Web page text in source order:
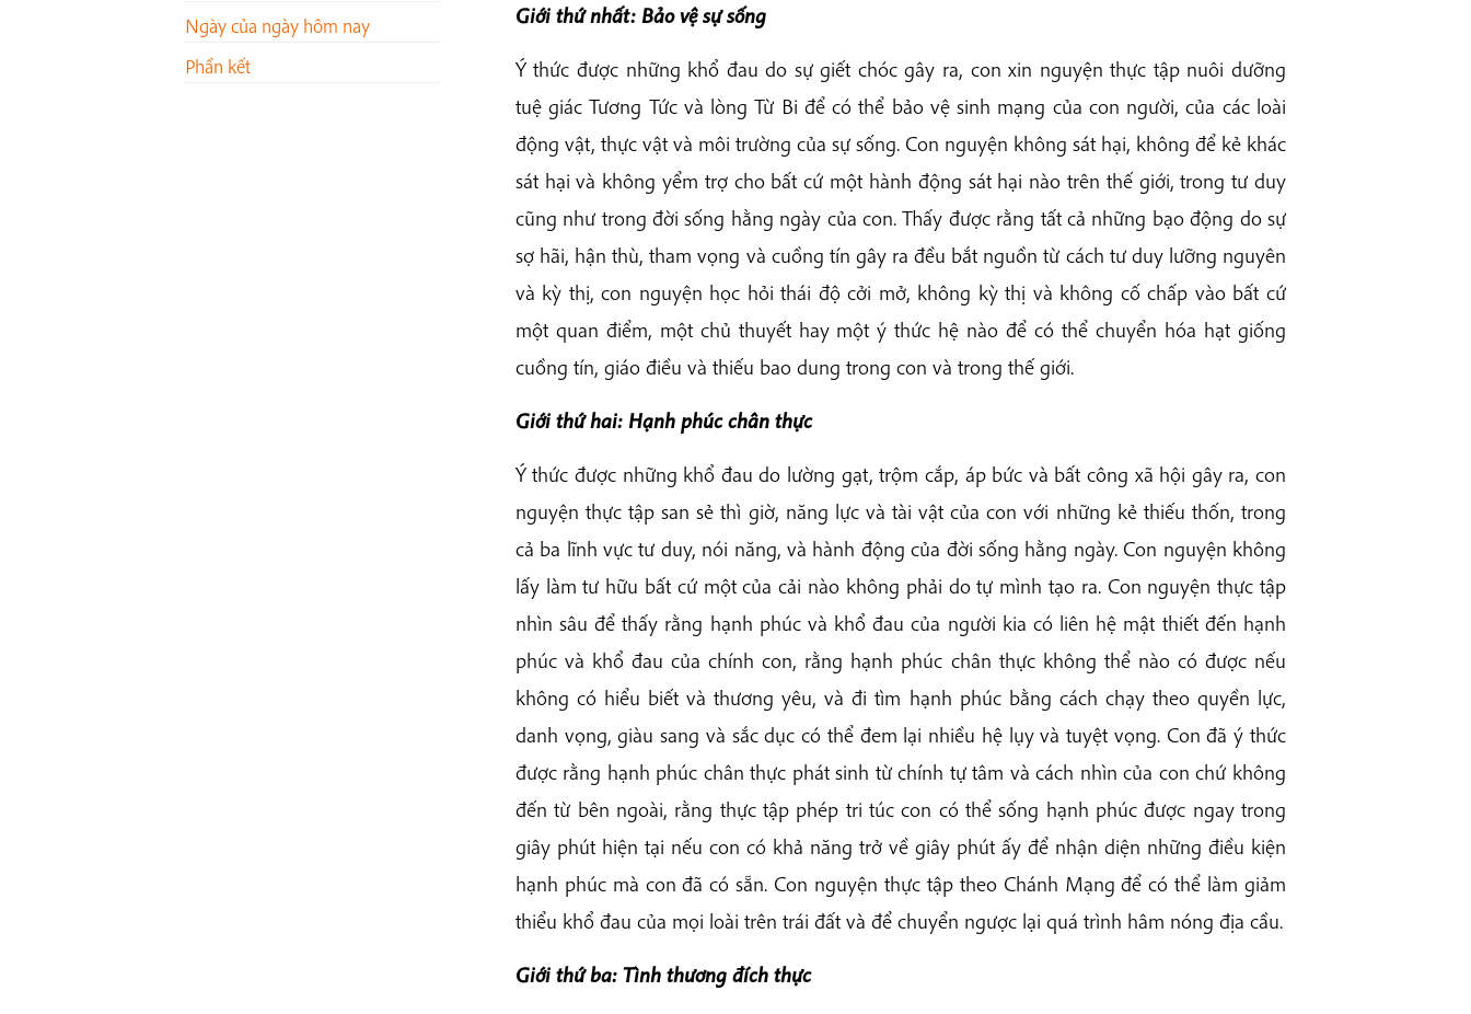
Ngày của ngày hôm nay
Phần kết
Giới thứ nhất: Bảo vệ sự sống
Ý thức được những khổ đau do sự giết chóc gây ra, con xin nguyện thực tập nuôi dưỡng
tuệ giác Tương Tức và lòng Từ Bi để có thể bảo vệ sinh mạng của con người, của các loài
động vật, thực vật và môi trường của sự sống. Con nguyện không sát hại, không để kẻ khác
sát hại và không yểm trợ cho bất cứ một hành động sát hại nào trên thế giới, trong tư duy
cũng như trong đời sống hằng ngày của con. Thấy được rằng tất cả những bạo động do sự
sợ hãi, hận thù, tham vọng và cuồng tín gây ra đều bắt nguồn từ cách tư duy lưỡng nguyên
và kỳ thị, con nguyện học hỏi thái độ cởi mở, không kỳ thị và không cố chấp vào bất cứ
một quan điểm, một chủ thuyết hay một ý thức hệ nào để có thể chuyển hóa hạt giống
cuồng tín, giáo điều và thiếu bao dung trong con và trong thế giới.
Giới thứ hai: Hạnh phúc chân thực
Ý thức được những khổ đau do lường gạt, trộm cắp, áp bức và bất công xã hội gây ra, con
nguyện thực tập san sẻ thì giờ, năng lực và tài vật của con với những kẻ thiếu thốn, trong
cả ba lĩnh vực tư duy, nói năng, và hành động của đời sống hằng ngày. Con nguyện không
lấy làm tư hữu bất cứ một của cải nào không phải do tự mình tạo ra. Con nguyện thực tập
nhìn sâu để thấy rằng hạnh phúc và khổ đau của người kia có liên hệ mật thiết đến hạnh
phúc và khổ đau của chính con, rằng hạnh phúc chân thực không thể nào có được nếu
không có hiểu biết và thương yêu, và đi tìm hạnh phúc bằng cách chạy theo quyền lực,
danh vọng, giàu sang và sắc dục có thể đem lại nhiều hệ lụy và tuyệt vọng. Con đã ý thức
được rằng hạnh phúc chân thực phát sinh từ chính tự tâm và cách nhìn của con chứ không
đến từ bên ngoài, rằng thực tập phép tri túc con có thể sống hạnh phúc được ngay trong
giây phút hiện tại nếu con có khả năng trở về giây phút ấy để nhận diện những điều kiện
hạnh phúc mà con đã có sẵn. Con nguyện thực tập theo Chánh Mạng để có thể làm giảm
thiểu khổ đau của mọi loài trên trái đất và để chuyển ngược lại quá trình hâm nóng địa cầu.
Giới thứ ba: Tình thương đích thực